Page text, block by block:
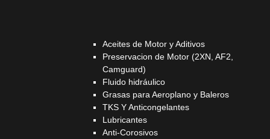
Aceites de Motor y Aditivos
Preservacion de Motor (2XN, AF2,
Camguard)
Fluido hidráulico
Grasas para Aeroplano y Baleros
TKS Y Anticongelantes
Lubricantes
Anti-Corosivos